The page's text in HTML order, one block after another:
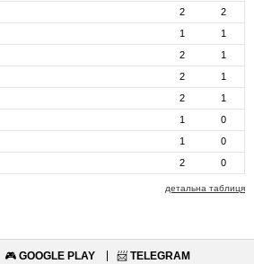
2
2
1
1
2
1
2
1
2
1
1
0
1
0
2 0
детальна таблиця
🎮 GOOGLE PLAY 📨 TELEGRAM